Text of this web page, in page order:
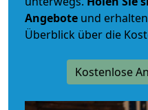
Angebote und
Überblick über die
Kostenlose